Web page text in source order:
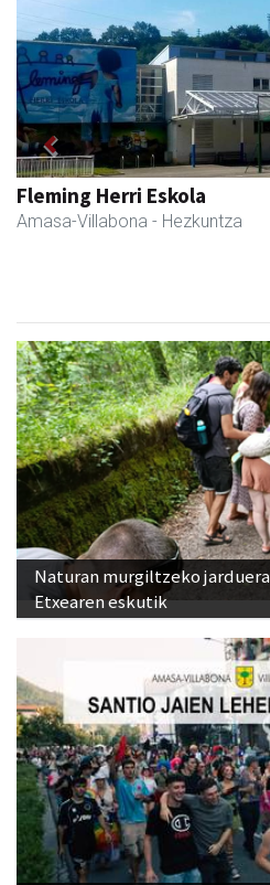
Fleming Herri Eskola
Amasa-Villabona - Hezkuntza
Previous
Naturan murgiltzeko
Etxearen eskutik